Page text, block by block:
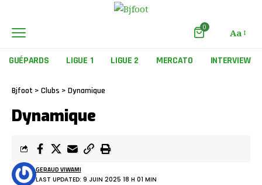
0 Aa
GUÉPARDS LIGUE 1 LIGUE 2 MERCATO INTERVIEW
Bjfoot > Clubs > Dynamique
Dynamique
LAST UPDATED: 9 JUIN 2025 18 H 01 MIN
GERAUD VIWAMI